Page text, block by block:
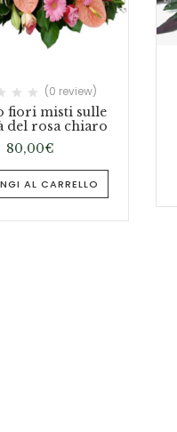
(0 review)
fiori misti sulle
del rosa chiaro
80,00€
AL CARRELLO